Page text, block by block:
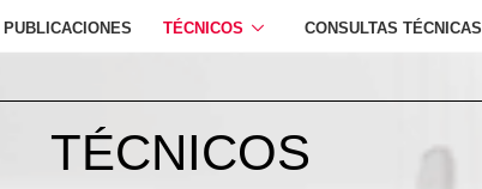
PUBLICACIONES TÉCNICOS CONSULTAS TÉCNICAS
TÉCNICOS